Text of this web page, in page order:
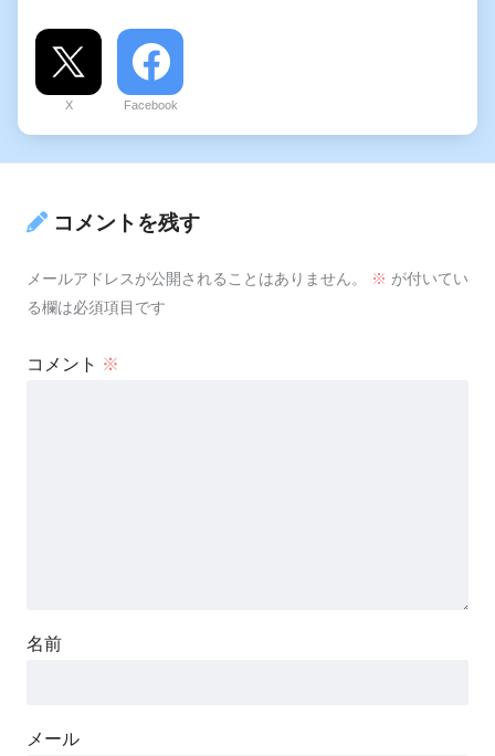
X Facebook
コメントを残す
メールアドレスが公開されることはありません。 ※ が付いてい
る欄は必須項目です
コメント ※
名前
メール